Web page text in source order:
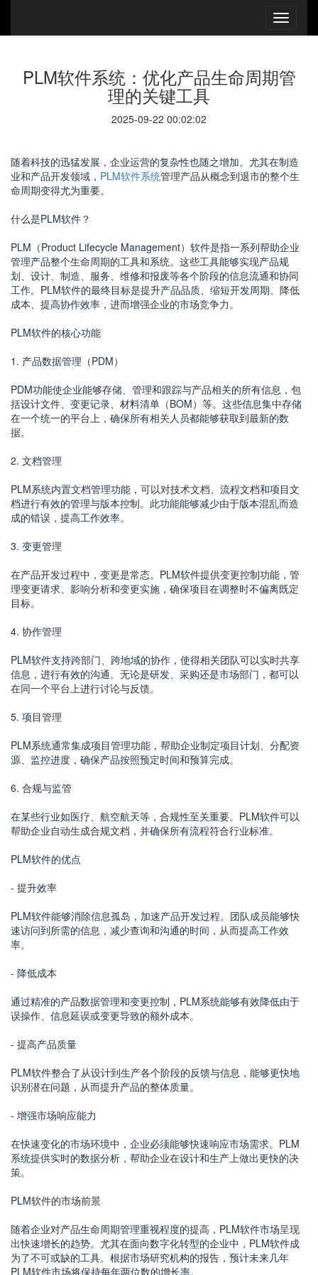
PLM软件系统：优化产品生命周期管
理的关键工具
2025-09-22 00:02:02
随着科技的迅猛发展，企业运营的复杂性也随之增加。尤其在制造
业和产品开发领域， PLM软件系统管理产品从概念到退市的整个生
命周期变得尤为重要。
什么是PLM软件？
PLM（Product Lifecycle Management）软件是指一系列帮助企业
管理产品整个生命周期的工具和系统。这些工具能够实现产品规
划、设计、制造、服务、维修和报废等各个阶段的信息流通和协同
工作。PLM软件的最终目标是提升产品品质、缩短开发周期、降低
成本、提高协作效率，进而增强企业的市场竞争力。
PLM软件的核心功能
1. 产品数据管理（PDM）
PDM功能使企业能够存储、管理和跟踪与产品相关的所有信息，包
括设计文件、变更记录、材料清单（BOM）等。这些信息集中存储
在一个统一的平台上，确保所有相关人员都能够获取到最新的数
据。
2. 文档管理
PLM系统内置文档管理功能，可以对技术文档、流程文档和项目文
档进行有效的管理与版本控制。此功能能够减少由于版本混乱而造
成的错误，提高工作效率。
3. 变更管理
在产品开发过程中，变更是常态。PLM软件提供变更控制功能，管
理变更请求、影响分析和变更实施，确保项目在调整时不偏离既定
目标。
4. 协作管理
PLM软件支持跨部门、跨地域的协作，使得相关团队可以实时共享
信息，进行有效的沟通。无论是研发、采购还是市场部门，都可以
在同一个平台上进行讨论与反馈。
5. 项目管理
PLM系统通常集成项目管理功能，帮助企业制定项目计划、分配资
源、监控进度，确保产品按照预定时间和预算完成。
6. 合规与监管
在某些行业如医疗、航空航天等，合规性至关重要。PLM软件可以
帮助企业自动生成合规文档，并确保所有流程符合行业标准。
PLM软件的优点
- 提升效率
PLM软件能够消除信息孤岛，加速产品开发过程。团队成员能够快
速访问到所需的信息，减少查询和沟通的时间，从而提高工作效
率。
- 降低成本
通过精准的产品数据管理和变更控制，PLM系统能够有效降低由于
误操作、信息延误或变更导致的额外成本。
- 提高产品质量
PLM软件整合了从设计到生产各个阶段的反馈与信息，能够更快地
识别潜在问题，从而提升产品的整体质量。
- 增强市场响应能力
在快速变化的市场环境中，企业必须能够快速响应市场需求。PLM
系统提供实时的数据分析，帮助企业在设计和生产上做出更快的决
策。
PLM软件的市场前景
随着企业对产品生命周期管理重视程度的提高，PLM软件市场呈现
出快速增长的趋势。尤其在面向数字化转型的企业中，PLM软件成
为了不可或缺的工具。根据市场研究机构的报告，预计未来几年
PLM软件市场将保持每年两位数的增长率。